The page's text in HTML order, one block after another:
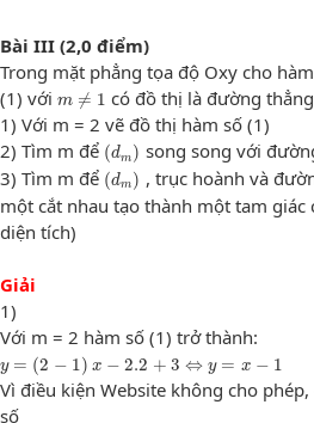
Bài III (2,0 điểm)
Trong mặt phẳng tọa độ Oxy cho
(1) với m ≠ 1
m≠1 có đồ thị là đường thẳng
1) Với m = 2 vẽ đồ thị hàm số (1)
2) Tìm m để (dm )
( d m song song với
3) Tìm m để (dm )
( dm , trục hoành và
một cắt nhau tạo thành một tam giác
diện tích)
Giải
1)
Với m = 2 hàm số (1) trở thành:
y = (2 − 1 ) x − 2.2 + 3 ⇔ y = x − 1
y =( 2− )x −2.2 +3 ⇔ y= x − 1
Vì điều kiện Website không cho
số